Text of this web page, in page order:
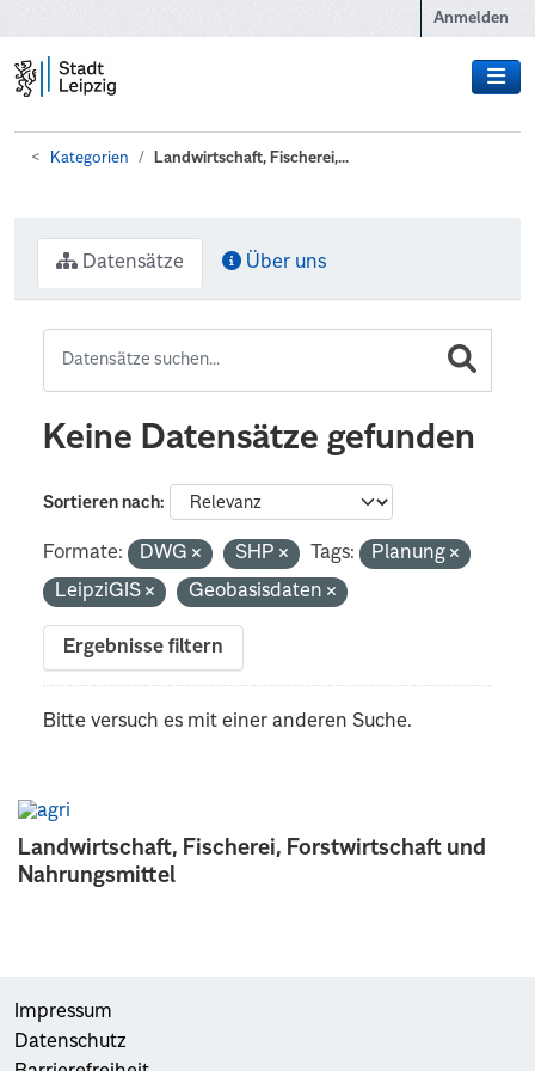
Anmelden
Kategorien Landwirtschaft, Fischerei,...
Landwirtschaft, Fischerei, Forstwirtschaft und
Nahrungsmittel
Datensätze Über uns
Keine Datensätze gefunden
Sortieren nach
Formate: DWG SHP Tags:
Planung
LeipziGIS
Geobasisdaten
Ergebnisse filtern
Bitte versuch es mit einer anderen Suche.
Impressum
Datenschutz